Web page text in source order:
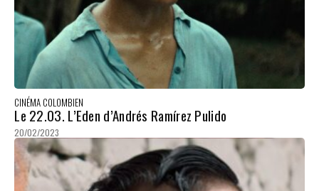
CINÉMA COLOMBIEN
Le 22.03. L’Eden d’Andrés Ramírez Pulido
20/02/2023